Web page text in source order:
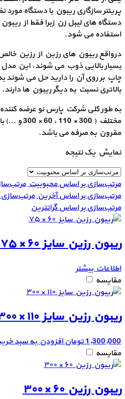
پرینتر سازگاری ریبون با دستگاه
استفاده می شود.
درواقع ریبون های رزین از رزین
بسیار بالایی ذوب می شوند، این
چاپ بر روی آن را دارید حل می شوند
بالاتری نسبت به دیگر ریبون ها دارند.
به طور کلی شرکت پارس نو عرضه
مختلف ( 300
مقرون به صرفه می باشد.
نمایش یک نتیجه
مرتب‌سازی بر اساس محبوبیت
مرتب‌سازی بر اساس آخرینمرتب‌سازی
مرتب‌سازی بر اساس گرانترین
ریبون رزین سایز ۶۰ × ۷۵
اطلاعات بیشتر
مقایسه
ریبون رزین سایز ۱۱۰ × ۳۰۰
1,300,000تومانافزودن به سبد
مقایسه
ریبون رزین ۶۰ × ۳۰۰